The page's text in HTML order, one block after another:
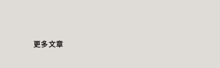
更多文章